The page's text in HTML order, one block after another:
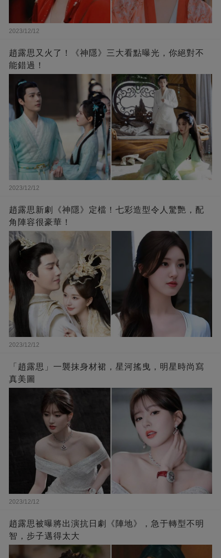
2023/12/12
趙露思又火了！《神隱》三大看點曝光，你絕對不
能錯過！
2023/12/12
趙露思新劇《神隱》定檔！七彩造型令人驚艷，配
角陣容很豪華！
2023/12/12
「趙露思」一襲抹身材裙，星河搖曳，明星時尚寫
真美圖
2023/12/12
趙露思被曝將出演抗日劇《陣地》，急于轉型不明
智，步子邁得太大